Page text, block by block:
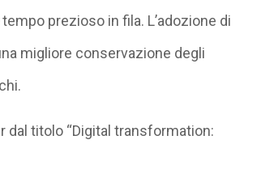
prezioso in fila. L’adozione di
migliore conservazione degli
dal titolo “Digital transformation: